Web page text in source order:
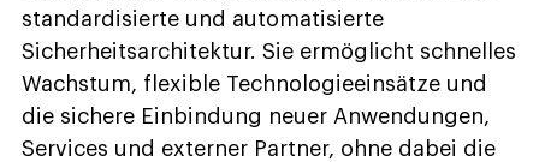
standardisierte und automatisierte
Sicherheitsarchitektur. Sie ermöglicht schnelles
Wachstum, flexible Technologieeinsätze und
die sichere Einbindung neuer Anwendungen,
Services und externer Partner, ohne dabei die